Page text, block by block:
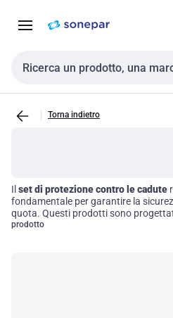
navigazione alla
Cerca input
Torna indietro
Il set di protezione contro le cadute
fondamentale per garantire la
quota. Questi prodotti sono
offrendo una gamma di attrezzature
prodotto